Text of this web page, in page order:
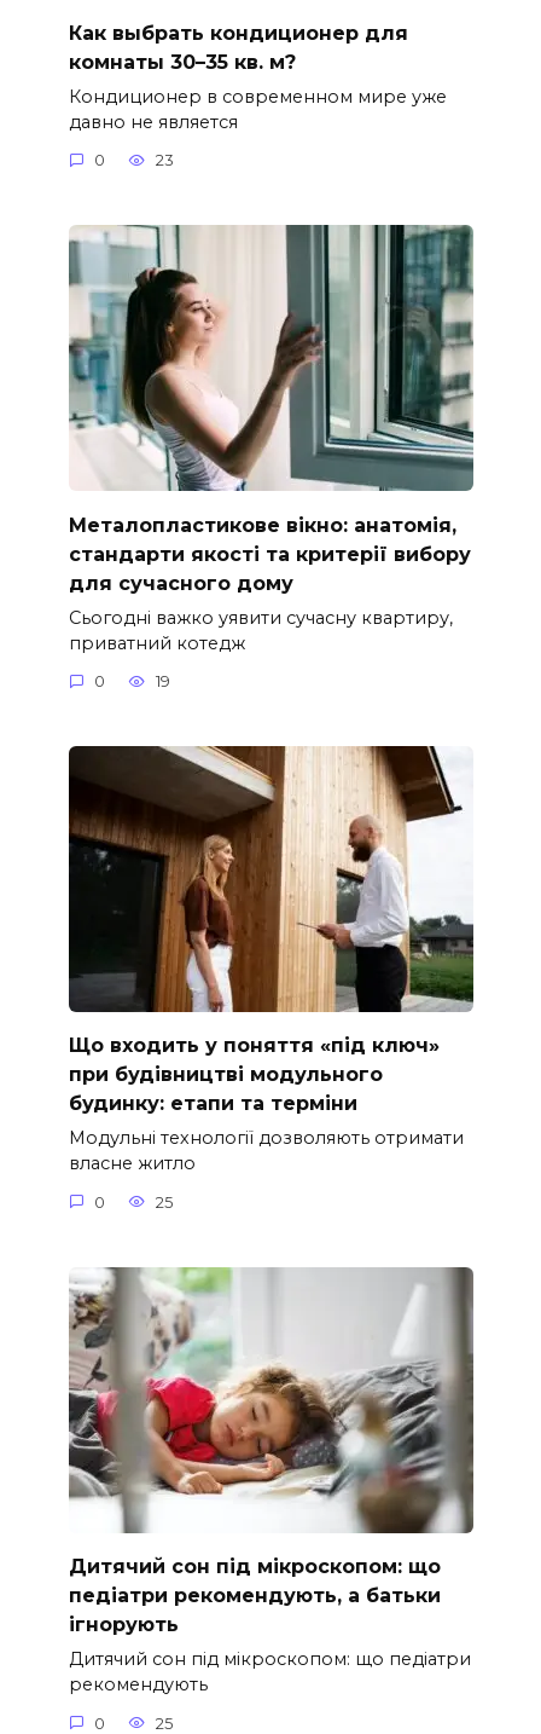
Как выбрать кондиционер для
комнаты 30–35 кв. м?
Кондиционер в современном мире уже
давно не является
0 23
Металопластикове вікно: анатомія,
стандарти якості та критерії вибору
для сучасного дому
Сьогодні важко уявити сучасну квартиру,
приватний котедж
0 19
Що входить у поняття «під ключ»
при будівництві модульного
будинку: етапи та терміни
Модульні технології дозволяють отримати
власне житло
0 25
Дитячий сон під мікроскопом: що
педіатри рекомендують, а батьки
ігнорують
Дитячий сон під мікроскопом: що педіатри
рекомендують
0 25